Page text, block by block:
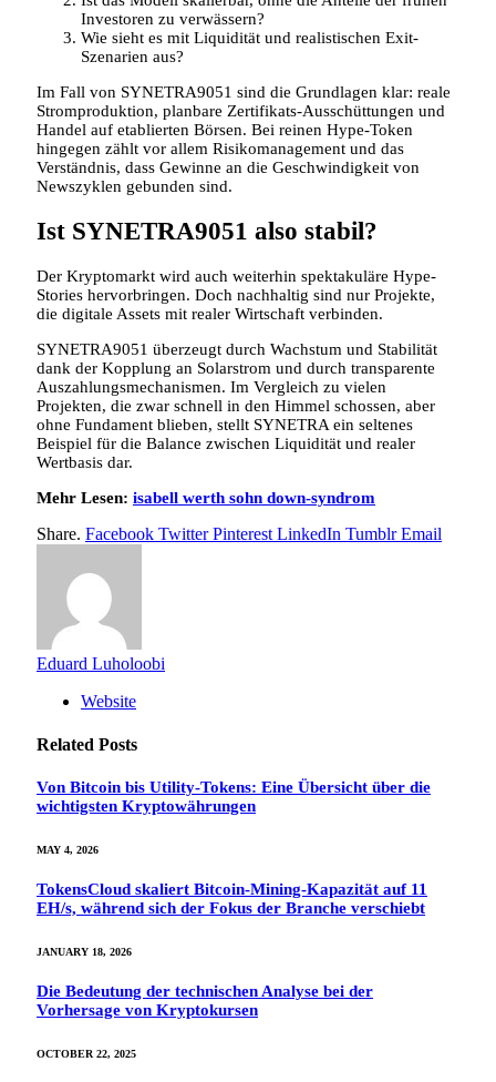
Investoren zu verwässern?
Wie sieht es mit Liquidität und realistischen Exit-
Szenarien aus?
Im Fall von SYNETRA9051 sind die Grundlagen klar: reale
Stromproduktion, planbare Zertifikats-Ausschüttungen und
Handel auf etablierten Börsen. Bei reinen Hype-Token
hingegen zählt vor allem Risikomanagement und das
Verständnis, dass Gewinne an die Geschwindigkeit von
Newszyklen gebunden sind.
Ist SYNETRA9051 also stabil?
Der Kryptomarkt wird auch weiterhin spektakuläre Hype-
Stories hervorbringen. Doch nachhaltig sind nur Projekte,
die digitale Assets mit realer Wirtschaft verbinden.
SYNETRA9051 überzeugt durch Wachstum und Stabilität
dank der Kopplung an Solarstrom und durch transparente
Auszahlungsmechanismen. Im Vergleich zu vielen
Projekten, die zwar schnell in den Himmel schossen, aber
ohne Fundament blieben, stellt SYNETRA ein seltenes
Beispiel für die Balance zwischen Liquidität und realer
Wertbasis dar.
Mehr Lesen: isabell werth sohn down-syndrom
Share. Facebook Twitter Pinterest LinkedIn Tumblr Email
Eduard Luholoobi
Website
Related Posts
Von Bitcoin bis Utility-Tokens: Eine Übersicht über die
wichtigsten Kryptowährungen
MAY 4, 2026
TokensCloud skaliert Bitcoin-Mining-Kapazität auf 11
EH/s, während sich der Fokus der Branche verschiebt
JANUARY 18, 2026
Die Bedeutung der technischen Analyse bei der
Vorhersage von Kryptokursen
OCTOBER 22, 2025